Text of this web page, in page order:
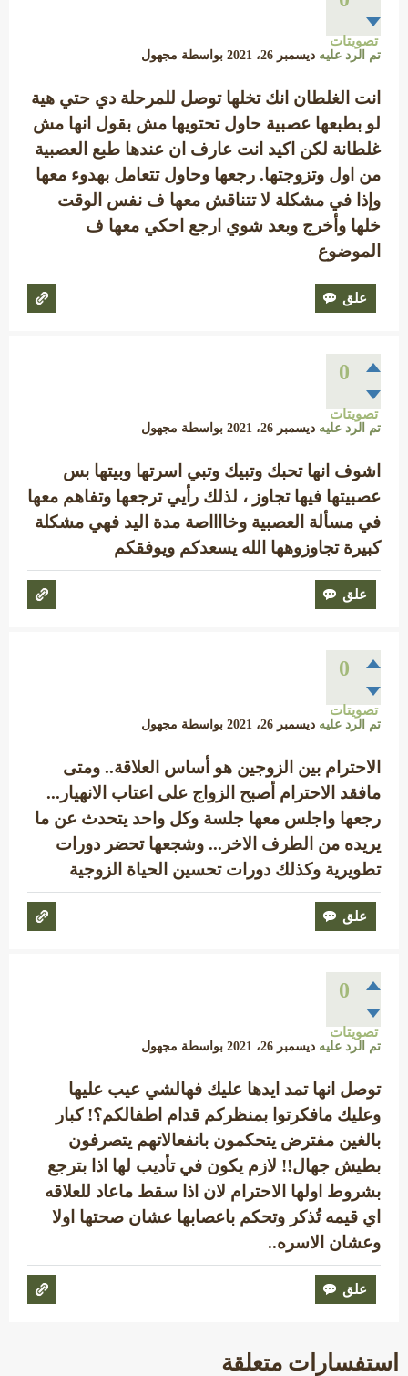
تصويتات
تم الرد عليه ديسمبر 26، 2021 بواسطة مجهول
انت الغلطان انك تخلها توصل للمرحلة دي حتي هية
لو بطبعها عصبية حاول تحتويها مش بقول انها مش
غلطانة لكن اكيد انت عارف ان عندها طبع العصبية
من اول وتزوجتها. رجعها وحاول تتعامل بهدوء معها
وإذا في مشكلة لا تتناقش معها ف نفس الوقت
خلها وأخرج وبعد شوي ارجع احكي معها ف
الموضوع
0
تصويتات
تم الرد عليه ديسمبر 26، 2021 بواسطة مجهول
اشوف انها تحبك وتبيك وتبي اسرتها وبيتها بس
عصبيتها فيها تجاوز ، لذلك رأيي ترجعها وتفاهم معها
في مسألة العصبية وخااااصة مدة اليد فهي مشكلة
كبيرة تجاوزوهها الله يسعدكم ويوفقكم
0
تصويتات
تم الرد عليه ديسمبر 26، 2021 بواسطة مجهول
الاحترام بين الزوجين هو أساس العلاقة.. ومتى
مافقد الاحترام أصبح الزواج على اعتاب الانهيار...
رجعها واجلس معها جلسة وكل واحد يتحدث عن ما
يريده من الطرف الاخر... وشجعها تحضر دورات
تطويرية وكذلك دورات تحسين الحياة الزوجية
0
تصويتات
تم الرد عليه ديسمبر 26، 2021 بواسطة مجهول
توصل انها تمد ايدها عليك فهالشي عيب عليها
وعليك مافكرتوا بمنظركم قدام اطفالكم؟! كبار
بالغين مفترض يتحكمون بانفعالاتهم يتصرفون
بطيش جهال!! لازم يكون في تأديب لها اذا بترجع
بشروط اولها الاحترام لان اذا سقط ماعاد للعلاقه
اي قيمه تُذكر وتحكم باعصابها عشان صحتها اولا
وعشان الاسره..
استفسارات متعلقة